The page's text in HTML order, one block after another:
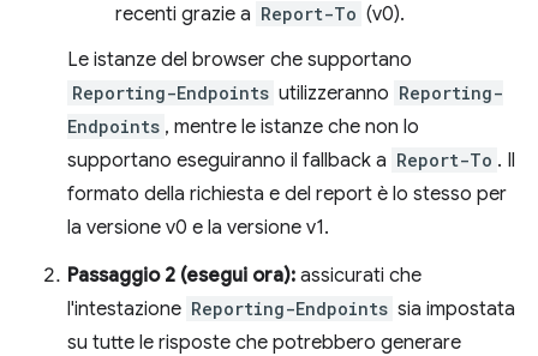
recenti grazie a Report-To (v0).
Le istanze del browser che supportano
Reporting-Endpoints utilizzeranno Reporting-
Endpoints , mentre le istanze che non lo
supportano eseguiranno il fallback a Report-To . Il
formato della richiesta e del report è lo stesso per
la versione v0 e la versione v1.
Passaggio 2 (esegui ora): assicurati che
l'intestazione Reporting-Endpoints sia impostata
su tutte le risposte che potrebbero generare